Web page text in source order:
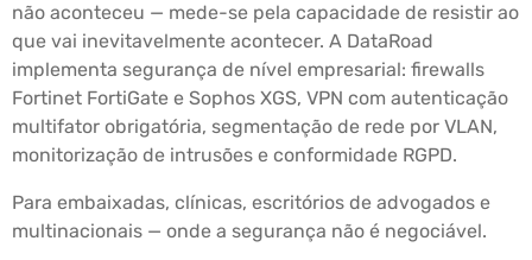
não aconteceu — mede-se pela capacidade de resistir ao
que vai inevitavelmente acontecer. A DataRoad
implementa segurança de nível empresarial: firewalls
Fortinet FortiGate e Sophos XGS, VPN com autenticação
multifator obrigatória, segmentação de rede por VLAN,
monitorização de intrusões e conformidade RGPD.
Para embaixadas, clínicas, escritórios de advogados e
multinacionais — onde a segurança não é negociável.